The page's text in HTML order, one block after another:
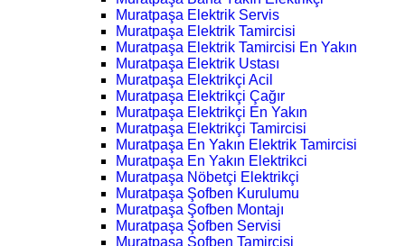
Muratpaşa Elektrik Servis
Muratpaşa Elektrik Tamircisi
Muratpaşa Elektrik Tamircisi En Yakın
Muratpaşa Elektrik Ustası
Muratpaşa Elektrikçi Acil
Muratpaşa Elektrikçi Çağır
Muratpaşa Elektrikçi En Yakın
Muratpaşa Elektrikçi Tamircisi
Muratpaşa En Yakın Elektrik Tamircisi
Muratpaşa En Yakın Elektrikci
Muratpaşa Nöbetçi Elektrikçi
Muratpaşa Şofben Kurulumu
Muratpaşa Şofben Montajı
Muratpaşa Şofben Servisi
Muratpaşa Şofben Tamircisi